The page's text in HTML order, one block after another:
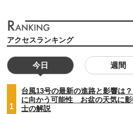
アクセスランキング
今日 週間
1
台風13号の最新の進路と影響は
に向かう可能性 お盆の天気に
士の解説